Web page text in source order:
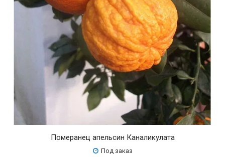
Померанец апельсин Каналикулата
Под заказ